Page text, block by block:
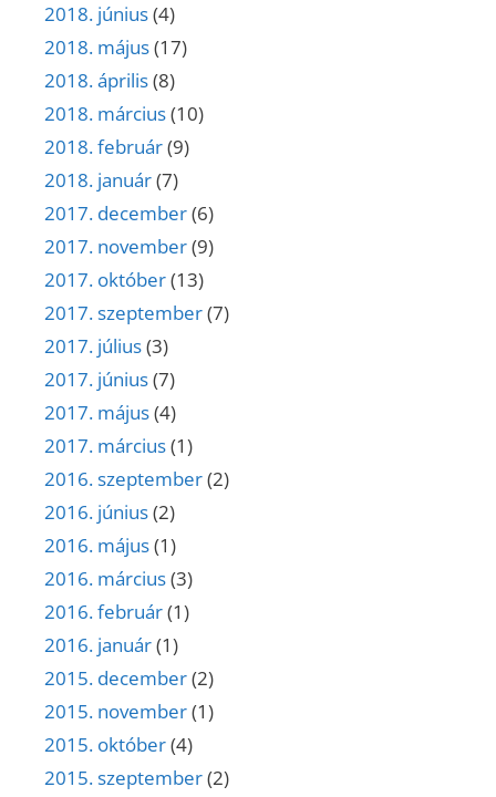
2018. június(4)
2018. május(17)
2018. április(8)
2018. március(10)
2018. február(9)
2018. január(7)
2017. december(6)
2017. november(9)
2017. október(13)
2017. szeptember(7)
2017. július(3)
2017. június(7)
2017. május(4)
2017. március(1)
2016. szeptember(2)
2016. június(2)
2016. május(1)
2016. március(3)
2016. február(1)
2016. január(1)
2015. december(2)
2015. november(1)
2015. október(4)
2015. szeptember(2)